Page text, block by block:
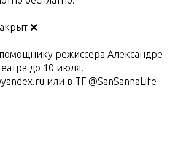
❌
режиссера Александре
до 10 июля.
или в ТГ @SanSannaLife